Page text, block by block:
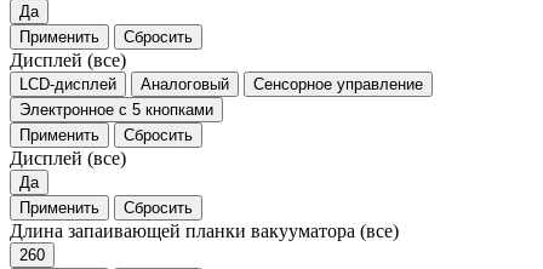
Да
Применить
Сбросить
Дисплей (все)
LCD-дисплей Аналоговый
Сенсорное управление
Электронное с 5 кнопками
Применить
Сбросить
Дисплей (все)
Да
Применить
Сбросить
Длина запаивающей планки вакууматора (все)
260